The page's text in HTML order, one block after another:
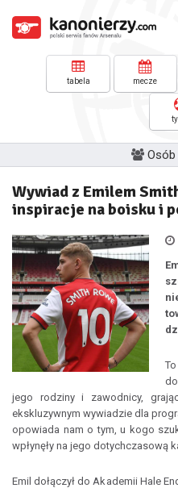
tabela mecze
Osób
Wywiad z Emilem
inspiracje na boisku i
jego rodziny i zawodnicy,
ekskluzywnym wywiadzie dla
opowiada nam o tym, u kogo
wpłynęły na jego dotychczasową
Emil dołączył do Akademii Hale